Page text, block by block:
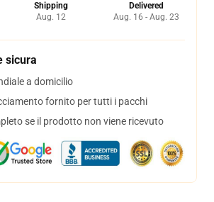
Shipping
Aug. 12
Delivered
Aug. 16 - Aug. 23
sicura
a domicilio
fornito per tutti i pacchi
se il prodotto non viene ricevuto